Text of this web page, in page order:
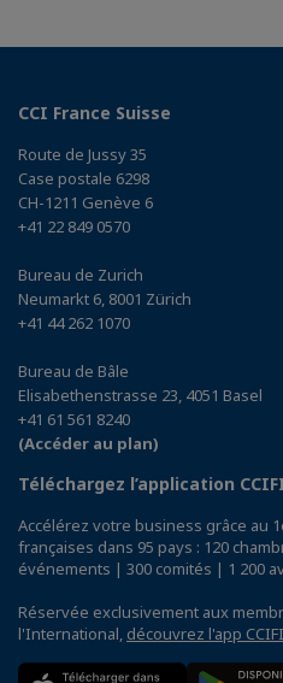
CCI France Suisse
Route de Jussy 35
Case postale 6298
CH-1211 Genève 6
+41 22 849 0570
Bureau de Zurich
Neumarkt 6, 8001 Zürich
+41 44 262 1070
Bureau de Bâle
Elisabethenstrasse 23, 4051 Basel
+41 61 561 8240
(Accéder au plan)
Téléchargez l’application
Accélérez votre business grâce au
françaises dans 95 pays : 120
événements | 300 comités | 1 200
Réservée exclusivement aux
l'International, découvrez l'app